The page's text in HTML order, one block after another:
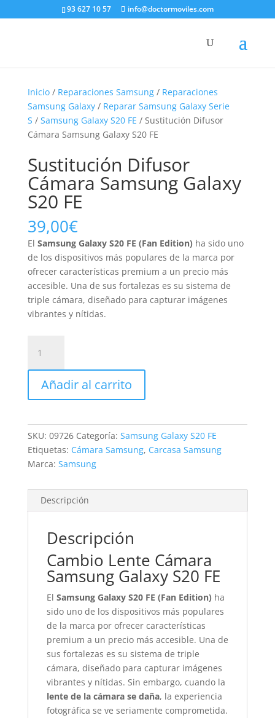
93 627 10 57 info@doctormoviles.com
Inicio/ Reparaciones Samsung/ Reparaciones
Samsung Galaxy/ Reparar Samsung Galaxy Serie
S / Samsung Galaxy S20 FE / Sustitución Difusor
Cámara Samsung Galaxy S20 FE
Sustitución Difusor
Cámara Samsung Galaxy
S20 FE
39,00€
El Samsung Galaxy S20 FE (Fan Edition) ha sido uno
de los dispositivos más populares de la marca por
ofrecer características premium a un precio más
accesible. Una de sus fortalezas es su sistema de
triple cámara, diseñado para capturar imágenes
vibrantes y nítidas.
Difusor
Cámara
Samsung
Galaxy
FE
cantidad
Añadir al carrito
SKU: 09726 Categoría: Samsung Galaxy S20 FE
Etiquetas: Cámara Samsung, Carcasa Samsung
Marca: Samsung
Descripción
Descripción
Cambio Lente Cámara
Samsung Galaxy S20 FE
El Samsung Galaxy S20 FE (Fan Edition) ha
sido uno de los dispositivos más populares
de la marca por ofrecer características
premium a un precio más accesible. Una de
sus fortalezas es su sistema de triple
cámara, diseñado para capturar imágenes
vibrantes y nítidas. Sin embargo, cuando la
lente de la cámara se daña, la experiencia
fotográfica se ve seriamente comprometida.